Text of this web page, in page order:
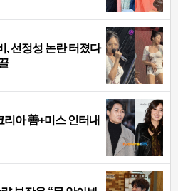
선정성 논란 터졌다
리아 善+미스 인터내